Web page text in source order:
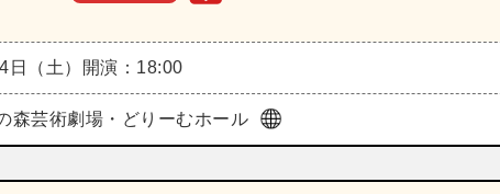
（土） 開演：18:00
森芸術劇場・どりーむホール